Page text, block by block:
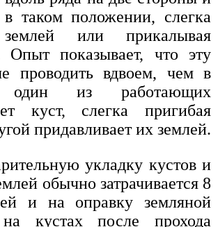
в таком положении, слегка
или прикалывая
Опыт показывает, что эту
проводить вдвоем, чем в
один из работающих
куст, слегка пригибая
придавливает их землей.
укладку кустов и
обычно затрачивается 8
и на оправку земляной
кустах после прохода